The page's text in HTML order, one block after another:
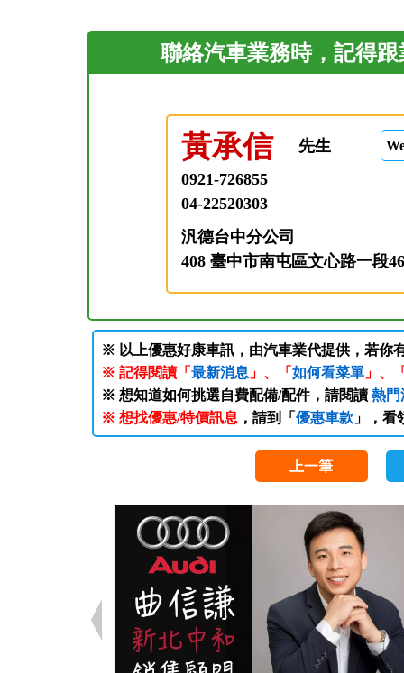
聯絡汽車業務時，記得
黃承信
先生
0921-726855
04-22520303
汎德台中分公司
408 臺中市南屯區文心路一段
※ 以上優惠好康車訊，由汽車業代提供，若你
※ 記得閱讀「最新消息 」、「如何看菜單 」、
※ 想知道如何挑選自費配備/配件，請閱讀熱門
※ 想找優惠/特價訊息 ，請到「優惠車款 」，看
上一筆